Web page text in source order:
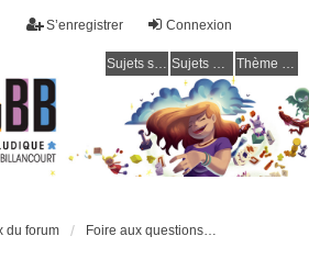
Connexion
S’enregistrer
Sujets sans réponse Sujets actifs Thème clair / foncé
du forum Foire aux questions (Questions posées fréquemment)